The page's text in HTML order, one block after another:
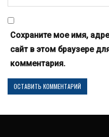
Сохраните мое имя,
сайт в этом браузере
комментария.